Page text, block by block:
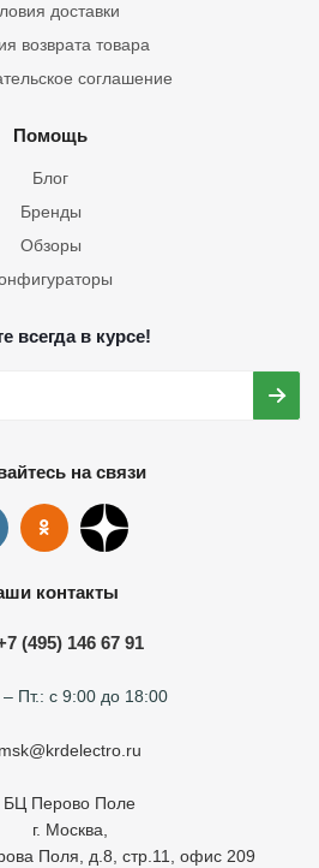
доставки
возврата товара
соглашение
Помощь
Блог
Бренды
Обзоры
всегда в курсе!
на связи
контакты
(495) 146 67 91
Пт.: с 9:00 до 18:00
msk@krdelectro.ru
БЦ Перово Поле
г. Москва,
Поля, д.8, стр.11, офис 209